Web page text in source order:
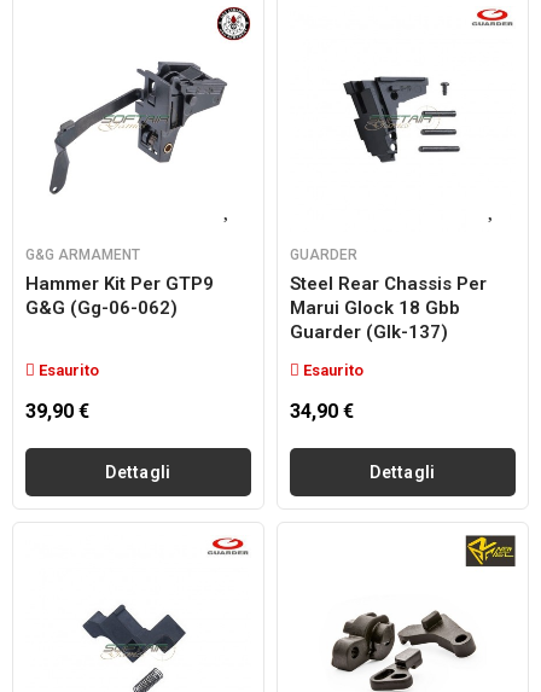
G&G ARMAMENT
Hammer Kit Per GTP9
G&g (gg-06-062)
Esaurito
39,90 €
Dettagli
GUARDER
Steel Rear Chassis Per
Marui Glock 18 Gbb
Guarder (glk-137)
Esaurito
34,90 €
Dettagli